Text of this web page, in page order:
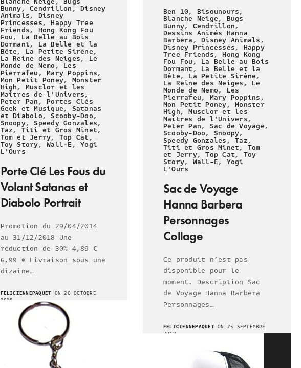
Bunny,Cendrillon,Disney
Animals, Disney
Princesses,Happy Tree
Friends, Hong Kong Fou
Fou, La Belle au Bois
Dormant, La Belle et la
Bête, La Petite Sirène,
La Reine des Neiges, Le
Monde de Nemo, Les
Pierrafeu,Mary Poppins,
Mon Petit Poney, Monster
High, Musclor et les
Maîtres de l'Univers,
Peter Pan,Portes Clés
Geek et Musique, Satanas
et Diabolo,Scooby-Doo,
Snoopy,Speedy Gonzales,
Taz, Titi et Gros Minet,
Tom et Jerry, Top Cat,
Toy Story,Wall-E,Yogi
L'Ours
Porte Clé Les Fous du
Volant Satanas et
Diabolo Portrait
Promotion du 29/04/2014
au 31/12/2018 Une
réduction de 30% 4,89 €
6,99 € Livraison sous une
dizaine…
FELICIENNEPAQUET ON 20 OCTOBRE
2019
Ben 10, Bisounours,
Blanche Neige, Bugs
Bunny, Cendrillon,
Dessins Animés Hanna
Barbera,Disney Animals,
Disney Princesses, Happy
Tree Friends,Hong Kong
Fou Fou, La Belle au Bois
Dormant, La Belle et la
Bête, La Petite Sirène,
La Reine des Neiges, Le
Monde de Nemo, Les
Pierrafeu, Mary Poppins,
Mon Petit Poney,Monster
High,Musclor et les
Maîtres de l'Univers,
Peter Pan, Sac de Voyage,
Scooby-Doo, Snoopy,
Speedy Gonzales,Taz,
Titi et Gros Minet, Tom
et Jerry,Top Cat, Toy
Story, Wall-E, Yogi
L'Ours
Sac de Voyage
Hanna Barbera
Personnages
Collage
Ce produit n’est pas
disponible pour le
moment. Description Sac
de Voyage Hanna Barbera
Personnages…
FELICIENNEPAQUETON 25 SEPTEMBRE
2019